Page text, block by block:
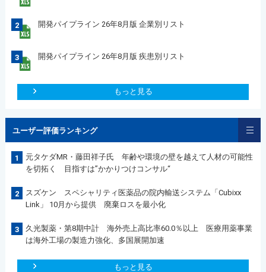
2 開発パイプライン 26年8月版 企業別リスト
3 開発パイプライン 26年8月版 疾患別リスト
もっと見る
ユーザー評価ランキング
1
元タケダMR・藤田祥子氏 年齢や環境の壁を越えて人材の可能性
を切拓く 目指すは”かかりつけコンサル“
2
スズケン スペシャリティ医薬品の院内輸送システム「Cubixx
Link」 10月から提供 廃棄ロスを最小化
3
久光製薬・第8期中計 海外売上高比率60.0％以上 医療用薬事業
は海外工場の製造力強化、多国展開加速
もっと見る